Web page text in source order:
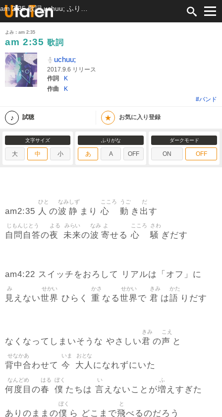
よみ：am 2:35
am 2:35 歌詞
uchuu;
2017.9.6 リリース
作詞
K
作曲
K
#バンド
試聴 ★ お気に入り登録
文字サイズ
大 中 小
ふりがな
あ A OFF
ダークモード
ON OFF
am2:35 人
ひと
の波
なみ
静
しず
まり 心
こころ
動
うご
き 出
だ
す
自問自答
じもんじとう
の夜
よる
未来
みらい
の波
なみ
寄
よ
せる 心
こころ
騒
さわ
ぎだす
am4:22 スイッチをおろして リアルは「オフ」に
見
み
えない世界
せかい
ひらく 重
かさ
なる世界
せかい
で 君
きみ
は語
かた
りだす
なくなってしまいそうな やさしい君
きみ
の声
こえ
と
背中合
せなかあ
わせて 今
いま
大人
おとな
になれずにいた
何度目
なんどめ
の春
はる
僕
ぼく
たちは 言
い
えないことが増
ふ
えすぎた
ありのままの僕
ぼく
ら どこまで飛
と
べるのだろう